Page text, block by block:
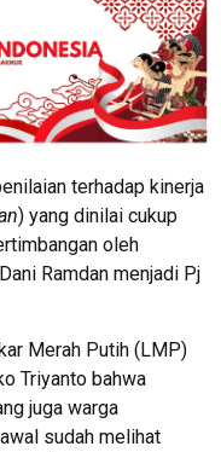
terhadap kinerja
) yang dinilai cukup
oleh
Ramdan menjadi Pj
Merah Putih (LMP)
Triyanto bahwa
juga warga
sudah melihat